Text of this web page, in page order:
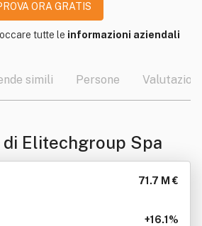
ORA GRATIS
tutte le informazioni aziendali
simili Persone Valutazioni
Elitechgroup Spa
71.7 M €
+16.1%